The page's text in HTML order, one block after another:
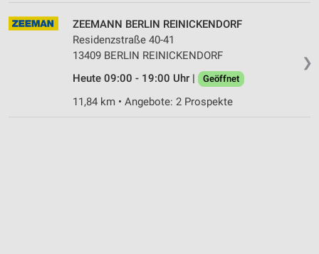
❯
ZEEMANN BERLIN REINICKENDORF
Residenzstraße 40-41
13409 BERLIN REINICKENDORF
Heute 09:00 - 19:00 Uhr |
Geöffnet
11,84 km • Angebote: 2 Prospekte